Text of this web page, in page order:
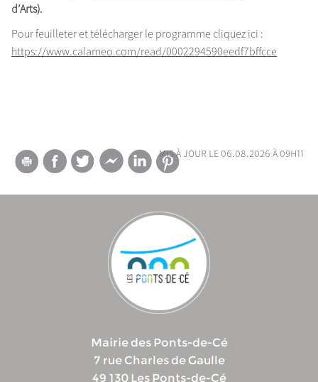
d’Arts).
Pour feuilleter et télécharger le programme cliquez ici :
https://www.calameo.com/read/0002294590eedf7bffcce
mis à jour le 06.08.2026 à 09h11
Mairie des Ponts-de-Cé
7 rue Charles de Gaulle
49 130 Les Ponts-de-Cé